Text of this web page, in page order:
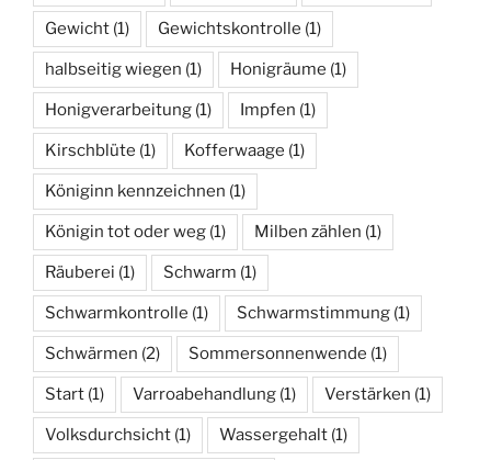
Gewicht (1) Gewichtskontrolle (1)
halbseitig wiegen (1) Honigräume (1)
Honigverarbeitung (1) Impfen (1)
Kirschblüte (1) Kofferwaage (1)
Königinn kennzeichnen (1)
Königin tot oder weg (1) Milben zählen (1)
Räuberei (1) Schwarm (1)
Schwarmkontrolle (1) Schwarmstimmung (1)
Schwärmen (2) Sommersonnenwende (1)
Start (1) Varroabehandlung (1) Verstärken (1)
Volksdurchsicht (1) Wassergehalt (1)